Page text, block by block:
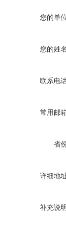
您的单
您的姓
联系电
常用邮
省
详细地
补充说